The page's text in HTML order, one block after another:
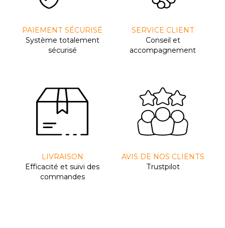
PAIEMENT SÉCURISÉ
Système totalement
sécurisé
SERVICE CLIENT
Conseil et
accompagnement
LIVRAISON
Efﬁcacité et suivi des
commandes
AVIS DE NOS CLIENTS
Trustpilot